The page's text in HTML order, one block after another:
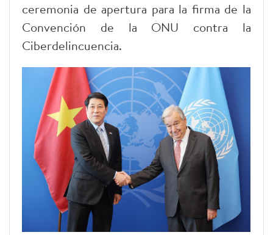
ceremonia de apertura para la firma de la
Convención de la ONU contra la
Ciberdelincuencia.